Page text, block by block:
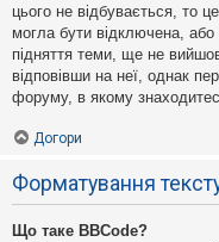
цього не відбувається, то
могла бути відключена,
підняття теми, ще не
відповівши на неї, однак
форуму, в якому
Догори
Форматування
Що таке BBCode?